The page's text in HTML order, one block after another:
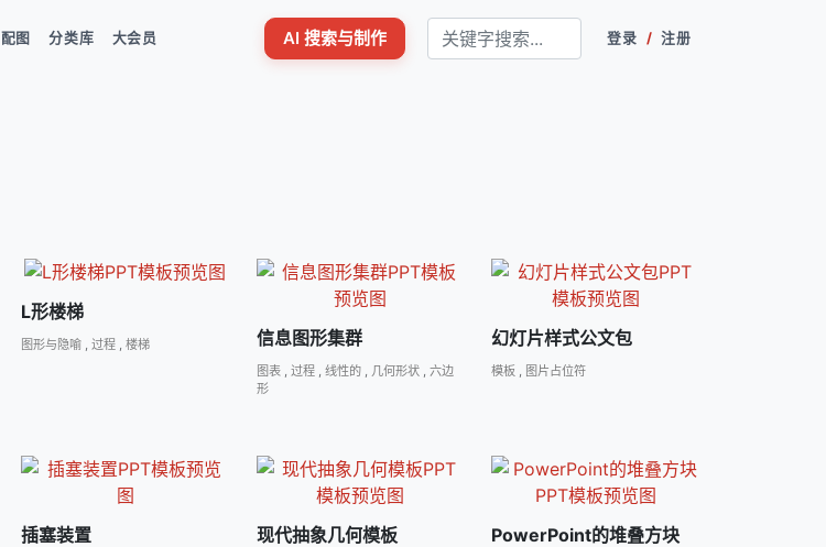
配图 分类库 大会员 AI 搜索与制作 登录 / 注册
L形楼梯
图形与隐喻, 过程, 楼梯 信息图形集群
图表, 过程, 线性的, 几何形状, 六边
形
幻灯片样式公文包
模板 , 图片占位符
插塞装置 现代抽象几何模板 PowerPoint的堆叠方块